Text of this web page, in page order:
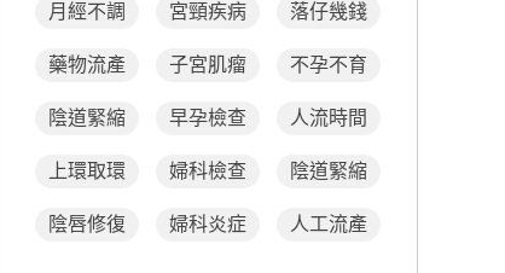
月經不調 宮頸疾病 落仔幾錢
藥物流產 子宮肌瘤 不孕不育
陰道緊縮 早孕檢查 人流時間
上環取環 婦科檢查 陰道緊縮
陰唇修復 婦科炎症 人工流產